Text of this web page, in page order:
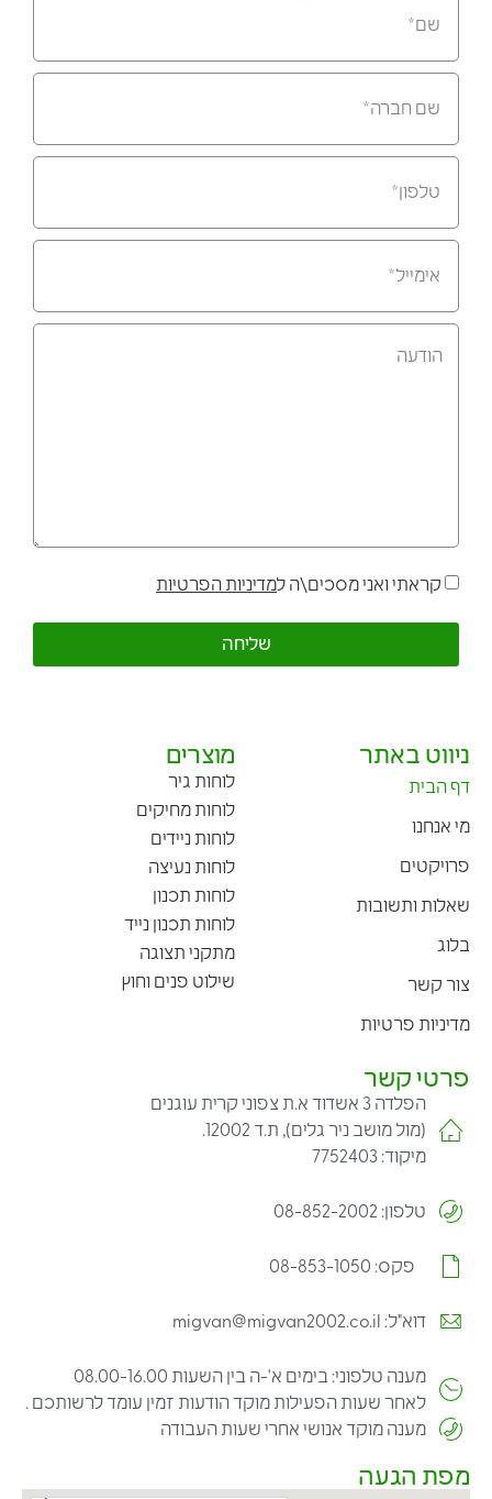
קראתי ואני מסכים\ה למדיניות הפרטיות
שליחה
ניווט באתר
דף הבית
מי אנחנו
פרויקטים
שאלות ותשובות
בלוג
צור קשר
מדיניות פרטיות
מוצרים
לוחות גיר
לוחות מחיקים
לוחות ניידים
לוחות נעיצה
לוחות תכנון
לוחות תכנון נייד
מתקני תצוגה
שילוט פנים וחוץ
פרטי קשר
הפלדה 3 אשדוד א.ת צפוני קרית עוגנים
(מול מושב ניר גלים), ת.ד 12002.
מיקוד: 7752403
טלפון: 08-852-2002
פקס: 08-853-1050
דוא"ל: migvan@migvan2002.co.il
מענה טלפוני: בימים א'-ה בין השעות 08.00-16.00
לאחר שעות הפעילות מוקד הודעות זמין עומד לרשותכם .
מענה מוקד אנושי אחרי שעות העבודה
מפת הגעה